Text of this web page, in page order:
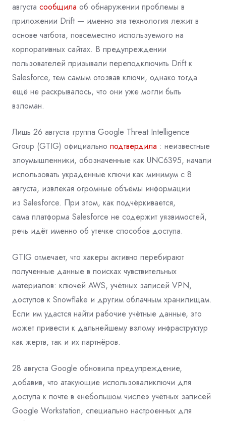
августа сообщила об обнаружении проблемы в
приложении Drift — именно эта технология лежит в
основе чатбота, повсеместно используемого на
корпоративных сайтах. В предупреждении
пользователей призывали переподключить Drift к
Salesforce, тем самым отозвав ключи, однако тогда
ещё не раскрывалось, что они уже могли быть
взломан.
Лишь 26 августа группа Google Threat Intelligence
Group (GTIG) официально подтвердила : неизвестные
злоумышленники, обозначенные как UNC6395, начали
использовать украденные ключи как минимум с 8
августа, извлекая огромные объёмы информации
из Salesforce. При этом, как подчёркивается,
сама платформа Salesforce не содержит уязвимостей,
речь идёт именно об утечке способов доступа.
GTIG отмечает, что хакеры активно перебирают
полученные данные в поисках чувствительных
материалов: ключей AWS, учётных записей VPN,
доступов к Snowflake и другим облачным хранилищам.
Если им удастся найти рабочие учётные данные, это
может привести к дальнейшему взлому инфраструктур
как жертв, так и их партнёров.
28 августа Google обновила предупреждение,
добавив, что атакующие использовалиключи для
доступа к почте в «небольшом числе» учётных записей
Google Workstation, специально настроенных для